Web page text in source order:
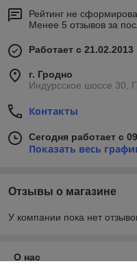
Рейтинг не
Менее 5 отзывов за
Работает с 21.02.2013
г. Гродно
Индурсское шоссе 30,
Контакты
Сегодня работает с
Показать весь
Отзывы о магазине
У компании пока нет
О нас